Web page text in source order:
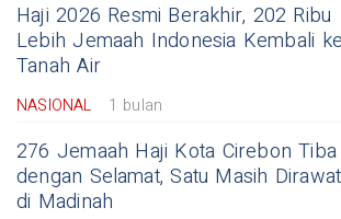
Haji 2026 Resmi Berakhir, 202 Ribu
Lebih Jemaah Indonesia Kembali ke
Tanah Air
NASIONAL 1 bulan
276 Jemaah Haji Kota Cirebon Tiba
dengan Selamat, Satu Masih Dirawat
di Madinah